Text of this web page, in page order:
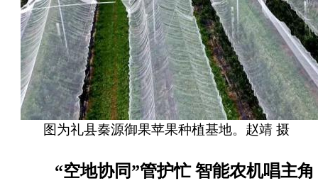
图为礼县秦源御果苹果种植基地。赵靖 摄
“空地协同”管护忙 智能农机唱主角